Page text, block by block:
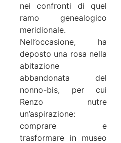
nei confronti di quel
ramo genealogico
meridionale.
Nell’occasione, ha
deposto una rosa nella
abitazione
abbandonata del
nonno-bis, per cui
Renzo nutre
un’aspirazione:
comprare e
trasformare in museo